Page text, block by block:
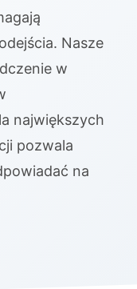
Nasze
w
największych
pozwala
na